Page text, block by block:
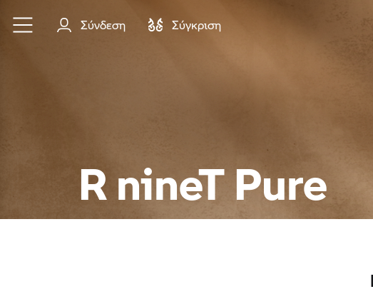
Μετάβαση στο κύριο περιεχόμενο
Σύνδεση Σύγκριση
R nineT Pure